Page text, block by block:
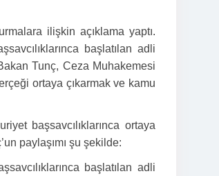
ilişkin açıklama yaptı.
başlatılan adli
Tunç, Ceza Muhakemesi
ortaya çıkarmak ve kamu
başsavcılıklarınca ortaya
paylaşımı şu şekilde:
başlatılan adli